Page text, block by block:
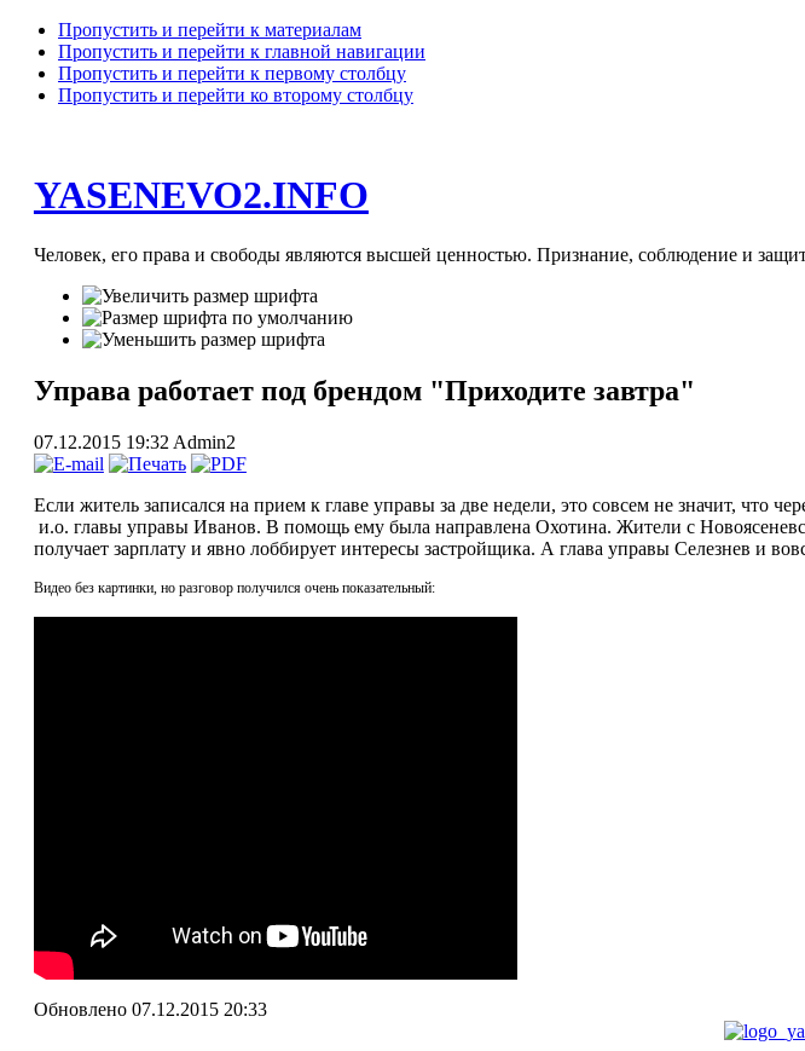
Пропустить и перейти к материалам
Пропустить и перейти к главной навигации
Пропустить и перейти к первому столбцу
Пропустить и перейти ко второму столбцу
YASENEVO2.INFO
Человек, его права и свободы являются высшей ценностью. Признание, соблюдение и
Управа работает под брендом "Приходите завтра"
07.12.2015 19:32 Admin2
Если житель записался на прием к главе управы за две недели, это совсем не значит, что
и.о. главы управы Иванов. В помощь ему была направлена Охотина. Жители с
получает зарплату и явно лоббирует интересы застройщика. А глава управы Селезнев и
Видео без картинки, но разговор получился очень показательный:
Обновлено 07.12.2015 20:33